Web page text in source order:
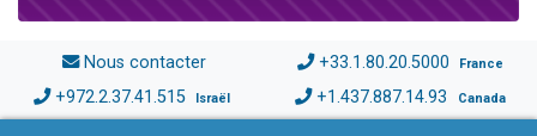
Nous contacter +33.1.80.20.5000 France
+972.2.37.41.515 Israël +1.437.887.14.93 Canada